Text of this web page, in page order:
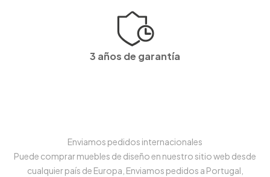
3 años de garantía
Enviamos pedidos internacionales
Puede comprar muebles de diseño en nuestro sitio web desde
cualquier país de Europa, Enviamos pedidos a Portugal,